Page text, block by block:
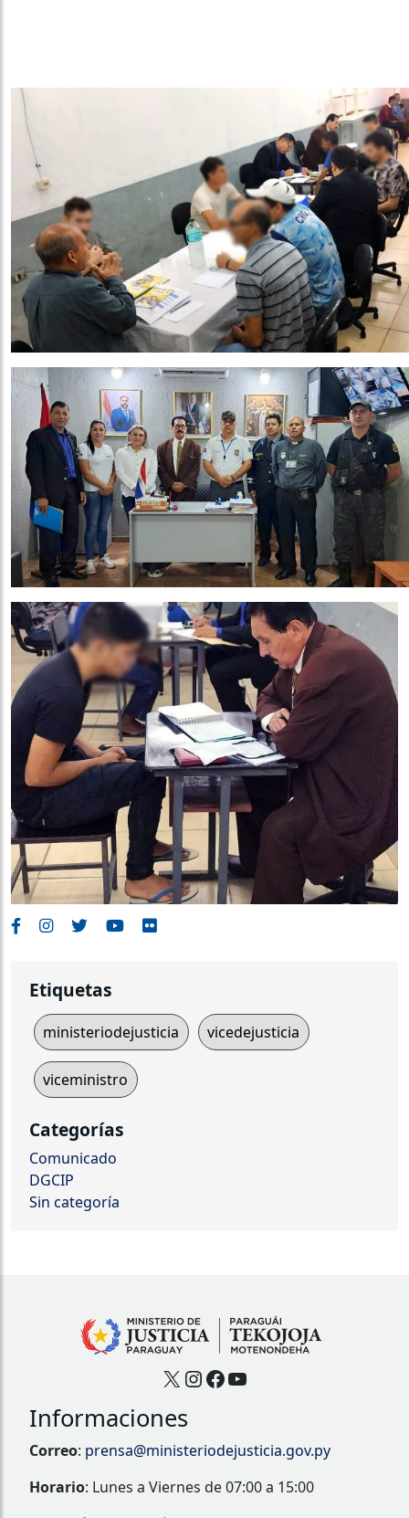
Etiquetas
ministeriodejusticia vicedejusticia
viceministro
Categorías
Comunicado
DGCIP
Sin categoría
X Instagram
Facebook
YouTube
Informaciones
Correo: prensa@ministeriodejusticia.gov.py
Horario: Lunes a Viernes de 07:00 a 15:00